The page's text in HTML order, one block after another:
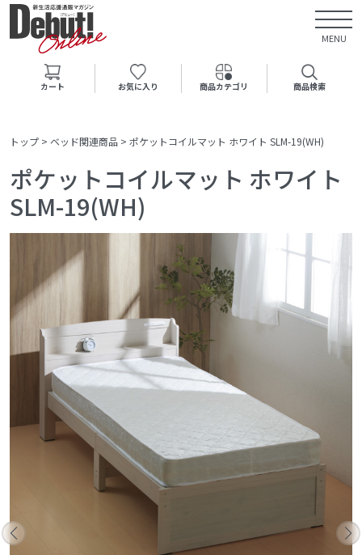
MENU
カート お気に入り 商品カテゴリ 商品検索
トップ > ベッド関連商品 > ポケットコイルマット ホワイト SLM-19(WH)
ポケットコイルマット ホワイト
SLM-19(WH)